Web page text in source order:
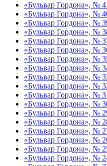
«Бульвар Гордона», №
«Бульвар Гордона», №
«Бульвар Гордона», №
«Бульвар Гордона», №
«Бульвар Гордона», №
«Бульвар Гордона», №
«Бульвар Гордона», №
«Бульвар Гордона», №
«Бульвар Гордона», №
«Бульвар Гордона», №
«Бульвар Гордона», №
«Бульвар Гордона», №
«Бульвар Гордона», №
«Бульвар Гордона», №
«Бульвар Гордона», №
«Бульвар Гордона», №
«Бульвар Гордона», №
«Бульвар Гордона», №